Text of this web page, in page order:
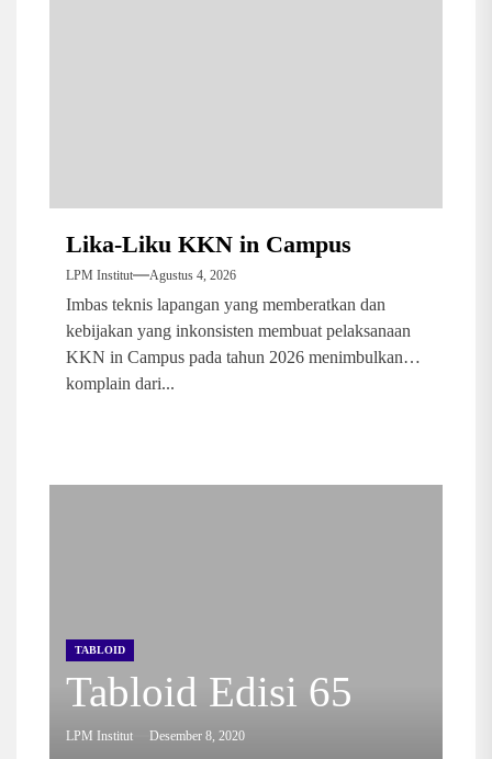
Lika-Liku KKN in Campus
LPM Institut Agustus 4, 2026
Imbas teknis lapangan yang memberatkan dan
kebijakan yang inkonsisten membuat pelaksanaan
KKN in Campus pada tahun 2026 menimbulkan
komplain dari...
TABLOID
Tabloid Edisi 65
LPM Institut Desember 8, 2020